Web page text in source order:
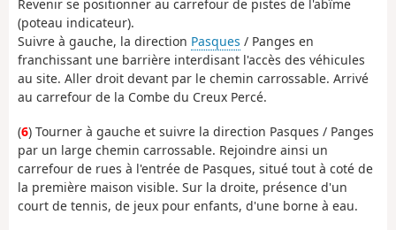
Revenir se positionner au carrefour de pistes de l'abîme
(poteau indicateur).
Suivre à gauche, la direction Pasques / Panges en
franchissant une barrière interdisant l'accès des véhicules
au site. Aller droit devant par le chemin carrossable. Arrivé
au carrefour de la Combe du Creux Percé.
(6) Tourner à gauche et suivre la direction Pasques / Panges
par un large chemin carrossable. Rejoindre ainsi un
carrefour de rues à l'entrée de Pasques, situé tout à coté de
la première maison visible. Sur la droite, présence d'un
court de tennis, de jeux pour enfants, d'une borne à eau.